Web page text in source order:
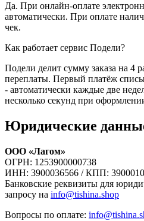
Да. При онлайн-оплате
автоматически. При оплате
чек.
Как работает сервис Подели?
Подели делит сумму заказа на 4
переплаты. Первый платёж
- автоматически каждые две
несколько секунд при
Юридические
ООО «Лагом»
ОГРН: 1253900000738
ИНН: 3900036566 / КПП:
Банковские реквизиты для
запросу на info@tishina.shop
Вопросы по оплате: